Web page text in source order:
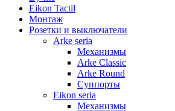
Eikon Tactil
Монтаж
Розетки и выключатели
Arke seria
Механизмы
Arke Classic
Arke Round
Суппорты
Eikon seria
Механизмы